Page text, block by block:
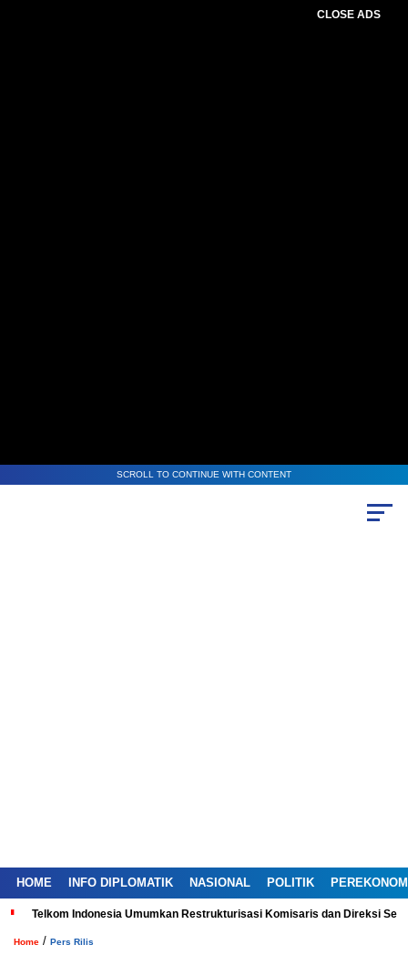
CLOSE ADS
SCROLL TO CONTINUE WITH CONTENT
HOME INFO DIPLOMATIK NASIONAL POLITIK
Telkom Indonesia Umumkan Restrukturisasi Komisaris dan Direksi
Home / Pers Rilis